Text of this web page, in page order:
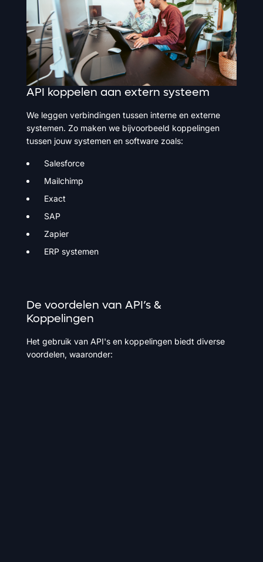
API koppelen aan extern systeem
We leggen verbindingen tussen interne en externe
systemen. Zo maken we bijvoorbeeld koppelingen
tussen jouw systemen en software zoals:
Salesforce
Mailchimp
Exact
SAP
Zapier
ERP systemen
De voordelen van API’s &
Koppelingen
Het gebruik van API's en koppelingen biedt diverse
voordelen, waaronder: